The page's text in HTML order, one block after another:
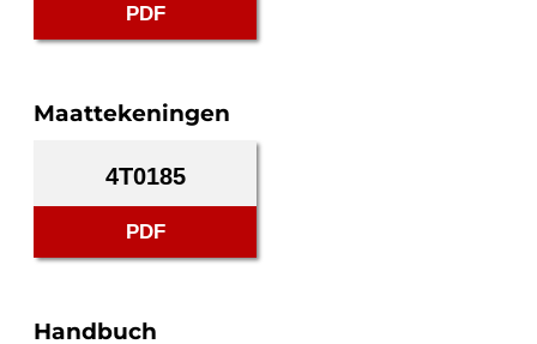
PDF
Maattekeningen
4T0185
PDF
Handbuch